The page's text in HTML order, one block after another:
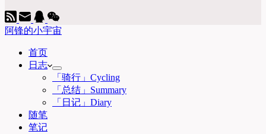
阿锋的小宇宙
首页
日志
「骑行」Cycling
「总结」Summary
「日记」Diary
随笔
笔记